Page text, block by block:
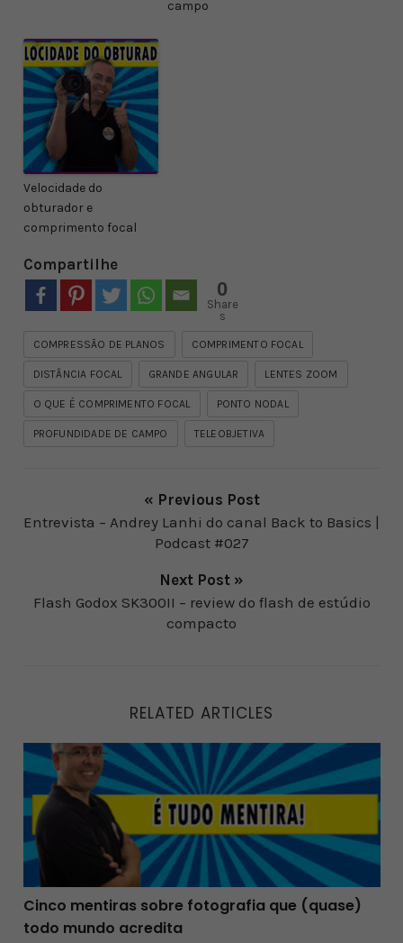
campo
Velocidade do
obturador e
comprimento focal
Compartilhe
0
Share
s
COMPRESSÃO DE PLANOS COMPRIMENTO FOCAL
DISTÂNCIA FOCAL GRANDE ANGULAR LENTES ZOOM
O QUE É COMPRIMENTO FOCAL PONTO NODAL
PROFUNDIDADE DE CAMPO TELEOBJETIVA
« Previous Post
Entrevista – Andrey Lanhi do canal Back to Basics |
Podcast #027
Next Post »
Flash Godox SK300II – review do flash de estúdio
compacto
RELATED ARTICLES
Cinco mentiras sobre fotografia que (quase) todo
Cinco mentiras sobre fotografia que (quase)
todo mundo acredita